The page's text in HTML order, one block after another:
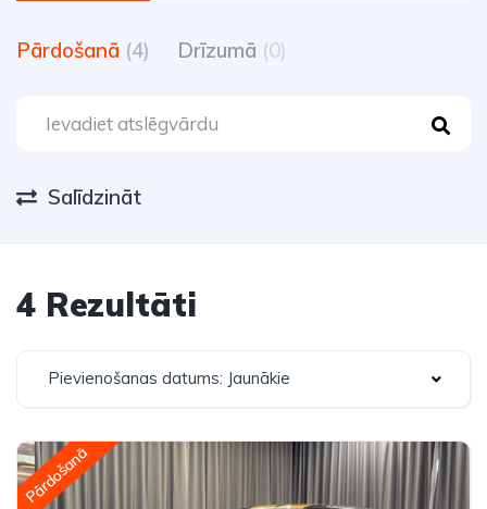
Pārdošanā (4) Drīzumā (0)
Salīdzināt
4 Rezultāti
Pievienošanas datums: Jaunākie
Pārdošanā